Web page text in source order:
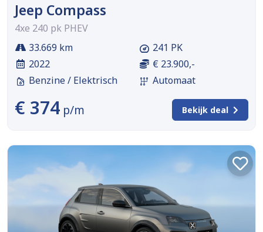
Jeep Compass
4xe 240 pk PHEV
33.669 km
2022
Benzine / Elektrisch
241 PK
€ 23.900,-
Automaat
€ 374 p/m Bekijk deal